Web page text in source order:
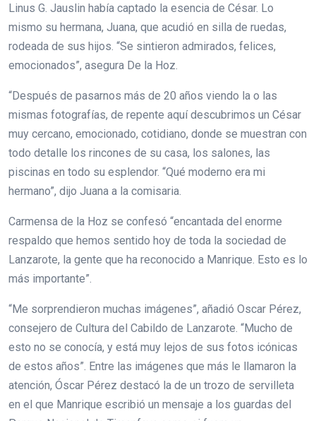
Linus G. Jauslin había captado la esencia de César. Lo
mismo su hermana, Juana, que acudió en silla de ruedas,
rodeada de sus hijos. “Se sintieron admirados, felices,
emocionados”, asegura De la Hoz.
“Después de pasarnos más de 20 años viendo la o las
mismas fotografías, de repente aquí descubrimos un César
muy cercano, emocionado, cotidiano, donde se muestran con
todo detalle los rincones de su casa, los salones, las
piscinas en todo su esplendor. “Qué moderno era mi
hermano”, dijo Juana a la comisaria.
Carmensa de la Hoz se confesó “encantada del enorme
respaldo que hemos sentido hoy de toda la sociedad de
Lanzarote, la gente que ha reconocido a Manrique. Esto es lo
más importante”.
“Me sorprendieron muchas imágenes”, añadió Oscar Pérez,
consejero de Cultura del Cabildo de Lanzarote. “Mucho de
esto no se conocía, y está muy lejos de sus fotos icónicas
de estos años”. Entre las imágenes que más le llamaron la
atención, Óscar Pérez destacó la de un trozo de servilleta
en el que Manrique escribió un mensaje a los guardas del